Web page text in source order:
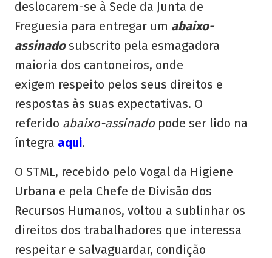
deslocarem-se à Sede da Junta de
Freguesia para entregar um abaixo-
assinadosubscrito pela esmagadora
maioria dos cantoneiros, onde
exigem respeito pelos seus direitos e
respostas às suas expectativas. O
referido abaixo-assinado pode ser lido na
íntegra aqui.
O STML, recebido pelo Vogal da Higiene
Urbana e pela Chefe de Divisão dos
Recursos Humanos, voltou a sublinhar os
direitos dos trabalhadores que interessa
respeitar e salvaguardar, condição